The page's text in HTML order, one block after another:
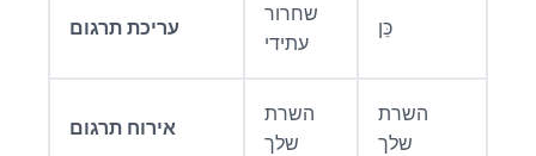
עריכת תרגום
שחרור
עתידי
כֵּן
אירוח תרגום
השרת
שלך
השרת
שלך